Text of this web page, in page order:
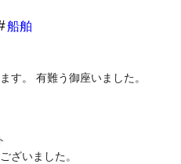
船舶
す。 有難う御座いました。
ざいました。